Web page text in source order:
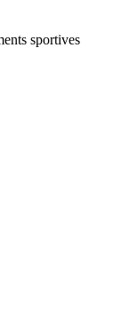
sportives